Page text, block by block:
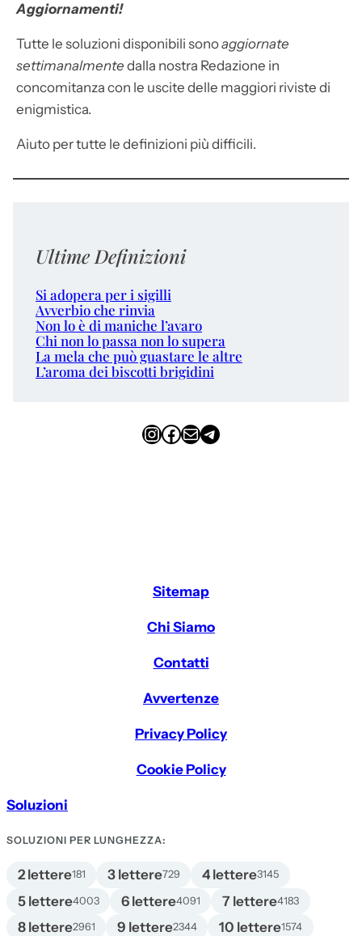
Aggiornamenti!
Tutte le soluzioni disponibili sonoaggiornate
settimanalmente dalla nostra Redazione in
concomitanza con le uscite delle maggiori riviste di
enigmistica.
Aiuto per tutte le definizioni più difficili.
Ultime Definizioni
Si adopera per i sigilli
Avverbio che rinvia
Non lo è di maniche l’avaro
Chi non lo passa non lo supera
La mela che può guastare le altre
L’aroma dei biscotti brigidini
InstagramFacebook Email Telegram
Sitemap
Chi Siamo
Contatti
Avvertenze
Privacy Policy
Cookie Policy
Soluzioni
SOLUZIONI PER LUNGHEZZA:
2 lettere181 3 lettere729 4 lettere3145
5 lettere4003 6 lettere4091 7 lettere4183
8 lettere2961 9 lettere2344 10 lettere1574